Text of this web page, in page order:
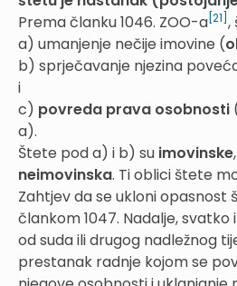
Prema članku 1046. ZOO-a [21] ,
a) umanjenje nečije imovine (
b) sprječavanje njezina
i
c) povreda prava osobnosti
a).
Štete pod a) i b) su imovinske
neimovinska. Ti oblici štete
Zahtjev da se ukloni opasnost
člankom 1047. Nadalje,
od suda ili drugog nadležnog
prestanak radnje kojom se